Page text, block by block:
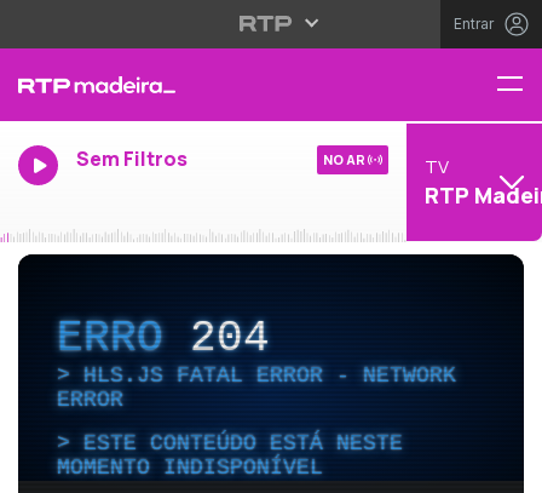
Entrar
Sem Filtros NO AR TV
RTP
ERRO204
HLS.JS FATAL ERROR - NETWORK
ERROR
ESTE CONTEÚDO ESTÁ NESTE
MOMENTO INDISPONÍVEL